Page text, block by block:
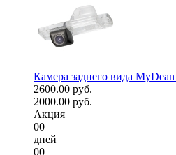
Камера заднего вида
2600.00 руб.
2000.00 руб.
Акция
00
дней
00